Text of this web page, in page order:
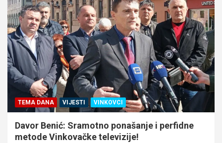
TEMA DANA VIJESTI VINKOVCI
Davor Benić: Sramotno ponašanje i perfidne
metode Vinkovačke televizije!